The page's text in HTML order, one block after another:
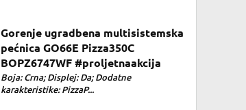
Gorenje ugradbena multisistemska
pećnica GO66E Pizza350C
BOPZ6747WF #proljetnaakcija
Boja: Crna; Displej: Da; Dodatne
karakteristike: PizzaP...